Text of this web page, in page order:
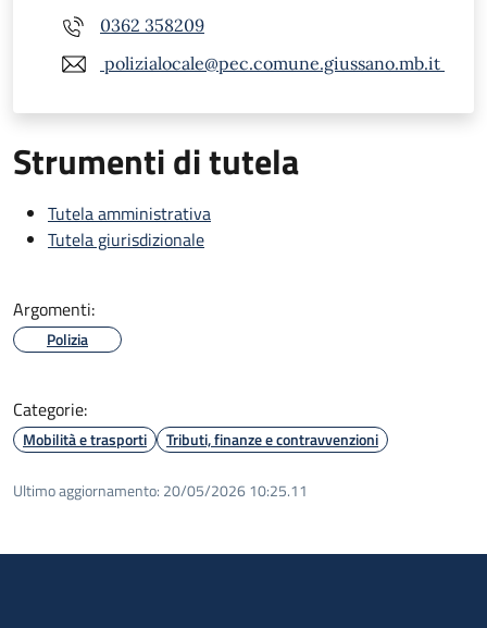
0362 358209
polizialocale@pec.comune.giussano.mb.it
Strumenti di tutela
Tutela amministrativa
Tutela giurisdizionale
Argomenti:
Polizia
Categorie:
Mobilità e trasporti Tributi, finanze e contravvenzioni
Ultimo aggiornamento: 20/05/2026 10:25.11